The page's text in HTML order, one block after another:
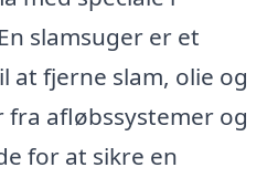
slamsuger er et
at fjerne slam, olie og
afløbssystemer og
for at sikre en